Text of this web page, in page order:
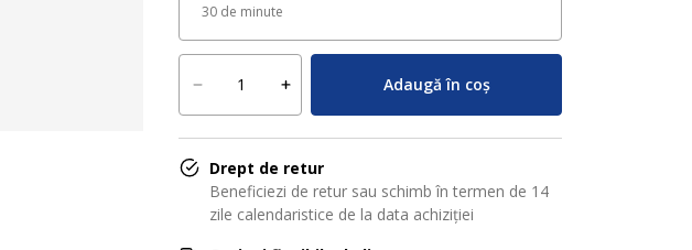
30 de minute
Adaugă în coș
Drept de retur
Beneficiezi de retur sau schimb în termen de 14
zile calendaristice de la data achiziției